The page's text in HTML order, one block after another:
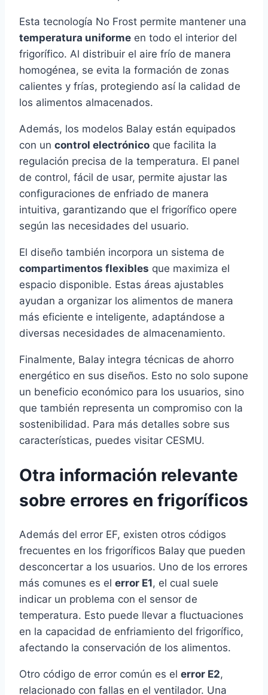
Esta tecnología No Frost permite mantener una
temperatura uniforme en todo el interior del
frigorífico. Al distribuir el aire frío de manera
homogénea, se evita la formación de zonas
calientes y frías, protegiendo así la calidad de
los alimentos almacenados.
Además, los modelos Balay están equipados
con un control electrónico que facilita la
regulación precisa de la temperatura. El panel
de control, fácil de usar, permite ajustar las
configuraciones de enfriado de manera
intuitiva, garantizando que el frigorífico opere
según las necesidades del usuario.
El diseño también incorpora un sistema de
compartimentos flexibles que maximiza el
espacio disponible. Estas áreas ajustables
ayudan a organizar los alimentos de manera
más eficiente e inteligente, adaptándose a
diversas necesidades de almacenamiento.
Finalmente, Balay integra técnicas de ahorro
energético en sus diseños. Esto no solo supone
un beneficio económico para los usuarios, sino
que también representa un compromiso con la
sostenibilidad. Para más detalles sobre sus
características, puedes visitar CESMU.
Otra información relevante
sobre errores en frigoríficos
Además del error EF, existen otros códigos
frecuentes en los frigoríficos Balay que pueden
desconcertar a los usuarios. Uno de los errores
más comunes es el error E1, el cual suele
indicar un problema con el sensor de
temperatura. Esto puede llevar a fluctuaciones
en la capacidad de enfriamiento del frigorífico,
afectando la conservación de los alimentos.
Otro código de error común es el error E2,
relacionado con fallas en el ventilador. Una